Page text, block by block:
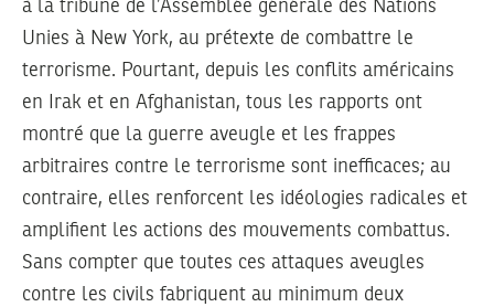
à la tribune de l’Assemblée générale des Nations
Unies à New York, au prétexte de combattre le
terrorisme. Pourtant, depuis les conflits américains
en Irak et en Afghanistan, tous les rapports ont
montré que la guerre aveugle et les frappes
arbitraires contre le terrorisme sont inefficaces; au
contraire, elles renforcent les idéologies radicales et
amplifient les actions des mouvements combattus.
Sans compter que toutes ces attaques aveugles
contre les civils fabriquent au minimum deux